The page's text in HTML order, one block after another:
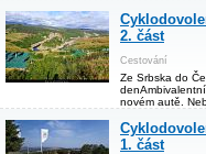
2. část
Cestování
Ze Srbska do
novém autě.
1. část